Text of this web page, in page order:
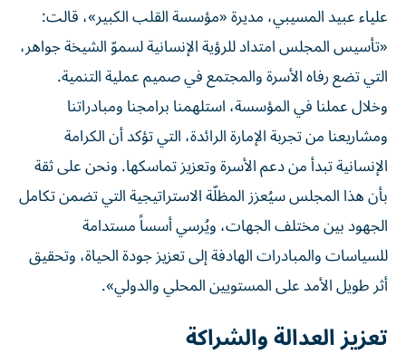
علياء عبيد المسيبي، مديرة «مؤسسة القلب الكبير»، قالت:
«تأسيس المجلس امتداد للرؤية الإنسانية لسموّ الشيخة جواهر،
التي تضع رفاه الأسرة والمجتمع في صميم عملية التنمية.
وخلال عملنا في المؤسسة، استلهمنا برامجنا ومبادراتنا
ومشاريعنا من تجربة الإمارة الرائدة، التي تؤكد أن الكرامة
الإنسانية تبدأ من دعم الأسرة وتعزيز تماسكها. ونحن على ثقة
بأن هذا المجلس سيُعزز المظلّة الاستراتيجية التي تضمن تكامل
الجهود بين مختلف الجهات، ويُرسي أسساً مستدامة
للسياسات والمبادرات الهادفة إلى تعزيز جودة الحياة، وتحقيق
أثر طويل الأمد على المستويين المحلي والدولي».
تعزيز العدالة والشراكة